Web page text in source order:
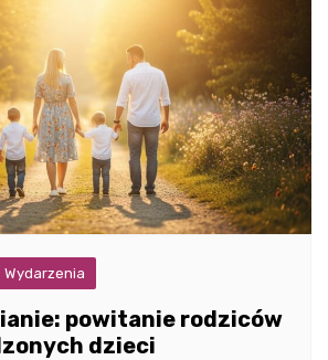
Wydarzenia
powitanie rodziców
dzieci